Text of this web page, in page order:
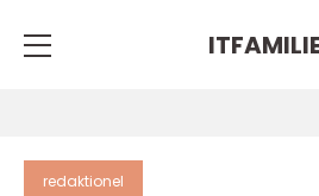
redaktionel